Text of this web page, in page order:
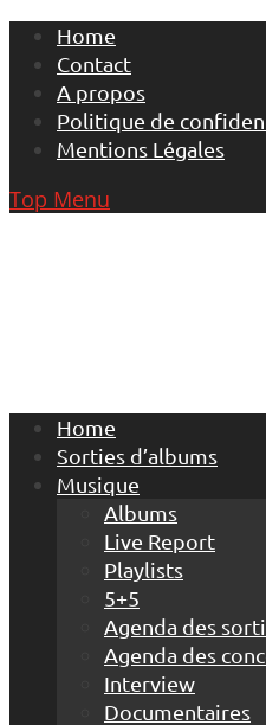
Skip
content
Home
Contact
A propos
Politique de
Mentions Légales
Top Menu
Home
Sorties d’albums
Musique
Albums
Live Report
Playlists
5+5
Agenda des
Agenda des
Interview
Documentaires